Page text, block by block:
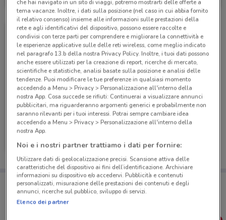
PosteMobile
Scade il 05/09 6.6 km
Porta DoveConviene sempre con te!
Puoi trovare le migliori offerte dei negozi vicino a te,
salvarle e creare la tua lista del risparmio, comodamente
dal tuo cellulare.
che hai navigato in un sito di viaggi, potremo mostrarti delle offerte a
tema vacanze. Inoltre, i dati sulla posizione (nel caso in cui abbia fornito
il relativo consenso) insieme alle informazioni sulle prestazioni della
rete e agli identificativi del dispositivo, possono essere raccolte e
condivisi con terze parti per comprendere e migliorare la connettività e
le esperienze applicative sulle delle reti wireless, come meglio indicato
nel paragrafo 13.b della nostra Privacy Policy. Inoltre, i tuoi dati possono
anche essere utilizzati per la creazione di report, ricerche di mercato,
scientifiche e statistiche, analisi basate sulla posizione e analisi delle
tendenze. Puoi modificare le tue preferenze in qualsiasi momento
accedendo a Menu > Privacy > Personalizzazione all'interno della
nostra App. Cosa succede se rifiuti: Continuerai a visualizzare annunci
pubblicitari, ma riguarderanno argomenti generici e probabilmente non
saranno rilevanti per i tuoi interessi. Potrai sempre cambiare idea
accedendo a Menu > Privacy > Personalizzazione all'interno della
nostra App.
Noi e i nostri partner trattiamo i dati per fornire:
Utilizzare dati di geolocalizzazione precisi. Scansione attiva delle
caratteristiche del dispositivo ai fini dell’identificazione. Archiviare
informazioni su dispositivo e/o accedervi. Pubblicità e contenuti
personalizzati, misurazione delle prestazioni dei contenuti e degli
annunci, ricerche sul pubblico, sviluppo di servizi.
Elenco dei partner